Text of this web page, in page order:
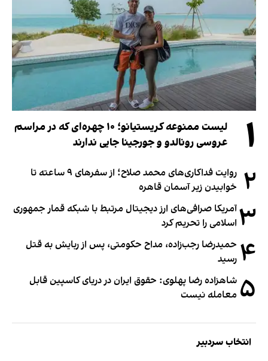
۱
لیست ممنوعه کریستیانو؛ ۱۰ چهره‌ای که در مراسم
عروسی رونالدو و جورجینا جایی ندارند
۲
روایت فداکاری‌های محمد صلاح؛ از سفرهای ۹ ساعته تا
خوابیدن زیر آسمان قاهره
۳آمریکا صرافی‌های ارز دیجیتال مرتبط با شبکه قمار جمهوری
اسلامی را تحریم کرد
۴ حمیدرضا رجب‌زاده، مداح حکومتی، پس از ربایش به قتل
رسید
۵ شاهزاده رضا پهلوی: حقوق ایران در دریای کاسپین قابل
معامله نیست
انتخاب سردبیر